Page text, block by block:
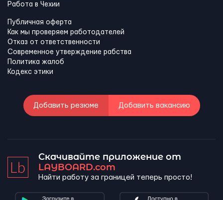
Работа в Чехии
Публичная оферта
Как мы проверяем работодателей
Отказ от ответственности
Современное утверждение рабства
Политика жалоб
Кодекс этики
Добавить резюме Добавить вакансию
Скачивайте приложение от
LAYBOARD.com
Найти работу за границей теперь просто!